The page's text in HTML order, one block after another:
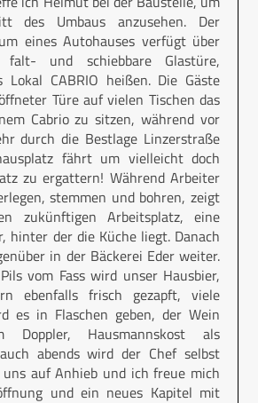
des Umbaus anzusehen. Der
eines Autohauses verfügt über
und schiebbare Glastüre,
Lokal CABRIO heißen. Die Gäste
Türe auf vielen Tischen das
Cabrio zu sitzen, während vor
durch die Bestlage Linzerstraße
fährt um vielleicht doch
zu ergattern! Während Arbeiter
stemmen und bohren, zeigt
zukünftigen Arbeitsplatz, eine
hinter der die Küche liegt. Danach
in der Bäckerei Eder weiter.
vom Fass wird unser Hausbier,
ebenfalls frisch gezapft, viele
es in Flaschen geben, der Wein
Hausmannskost als
abends wird der Chef selbst
auf Anhieb und ich freue mich
und ein neues Kapitel mit